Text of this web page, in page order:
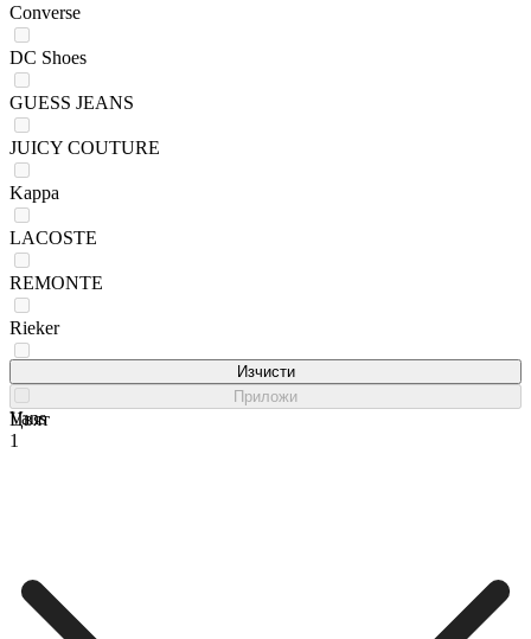
Converse
DC Shoes
GUESS JEANS
JUICY COUTURE
Kappa
LACOSTE
REMONTE
Rieker
Vans
Изчисти
Приложи
Цвят
1